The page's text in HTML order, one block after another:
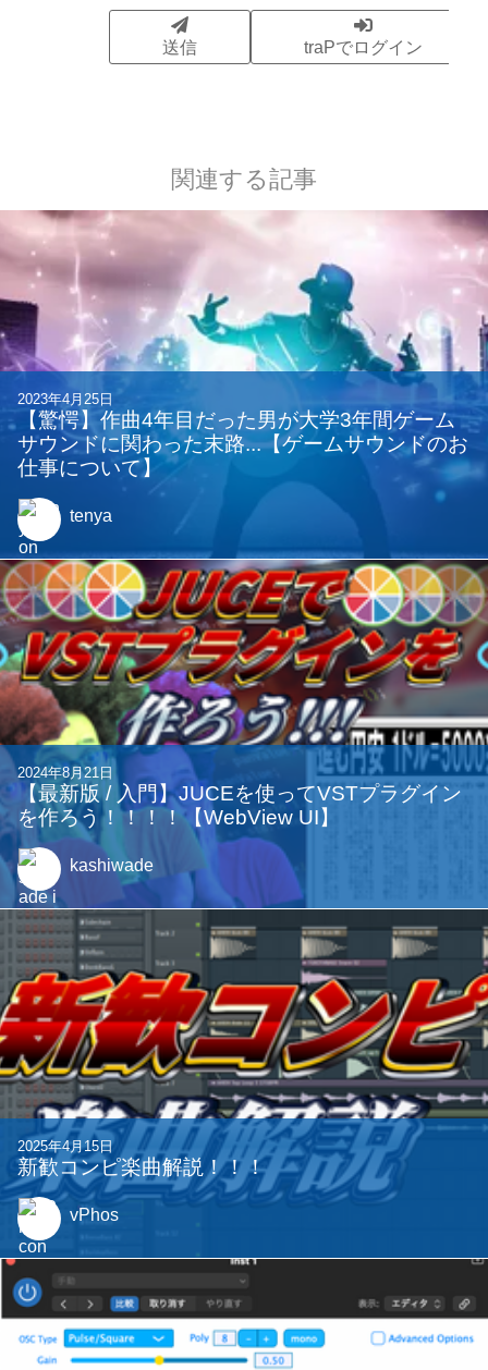
関連する記事
2023年4月25日
【驚愕】作曲4年目だった男が大学3年間ゲーム
サウンドに関わった末路...【ゲームサウンドのお
仕事について】
tenya
2024年8月21日
【最新版 / 入門】JUCEを使ってVSTプラグイン
を作ろう！！！！【WebView UI】
kashiwade
2025年4月15日
新歓コンピ楽曲解説！！！
vPhos